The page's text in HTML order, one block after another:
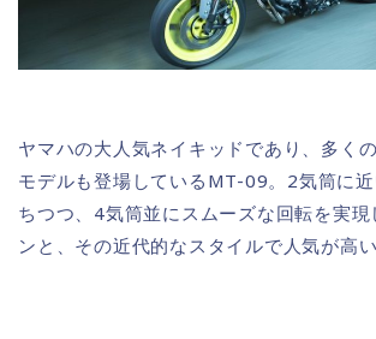
ヤマハの大人気ネイキッドであり、多く
モデルも登場しているMT-09。2気筒に
ちつつ、4気筒並にスムーズな回転を実
ンと、その近代的なスタイルで人気が高い